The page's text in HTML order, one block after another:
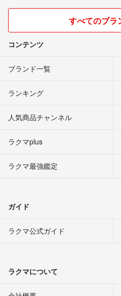
すべてのブラ
コンテンツ
ブランド一覧
ランキング
人気商品チャンネル
ラクマplus
ラクマ最強鑑定
ガイド
ラクマ公式ガイド
ラクマについて